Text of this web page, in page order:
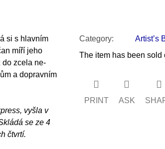
si s hlavním
míří jeho
do zcela ne-
a dopravním
vyšla v
se ze 4
čtvrtí.
Category:
Artist’s
The item has been
PRINT ASK